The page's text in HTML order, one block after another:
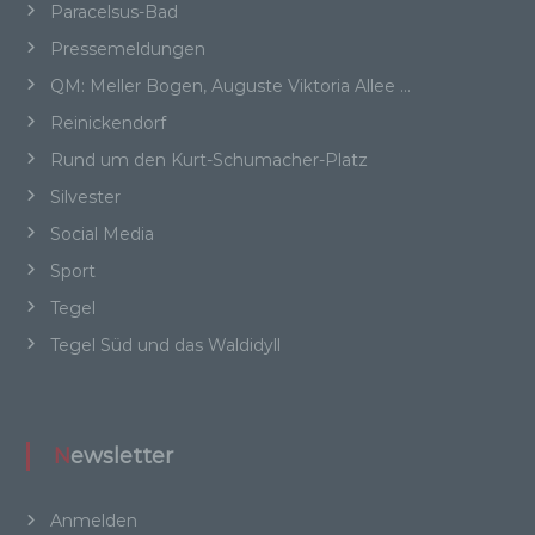
Paracelsus-Bad
Pressemeldungen
QM: Meller Bogen, Auguste Viktoria Allee …
Reinickendorf
Rund um den Kurt-Schumacher-Platz
Silvester
Social Media
Sport
Tegel
Tegel Süd und das Waldidyll
Newsletter
Anmelden
Kennnummer, zu Standortdaten, zu einer
Online-Kennung oder zu einem oder mehreren
physischen, physiologischen, genetischen,
psychischen, wirtschaftlichen, kulturellen oder
sind, identifiziert werden kann.
b) betroffene Person
Betroffene Person ist jede identifizierte oder
identifizierbare natürliche Person, deren
c) Verarbeitung